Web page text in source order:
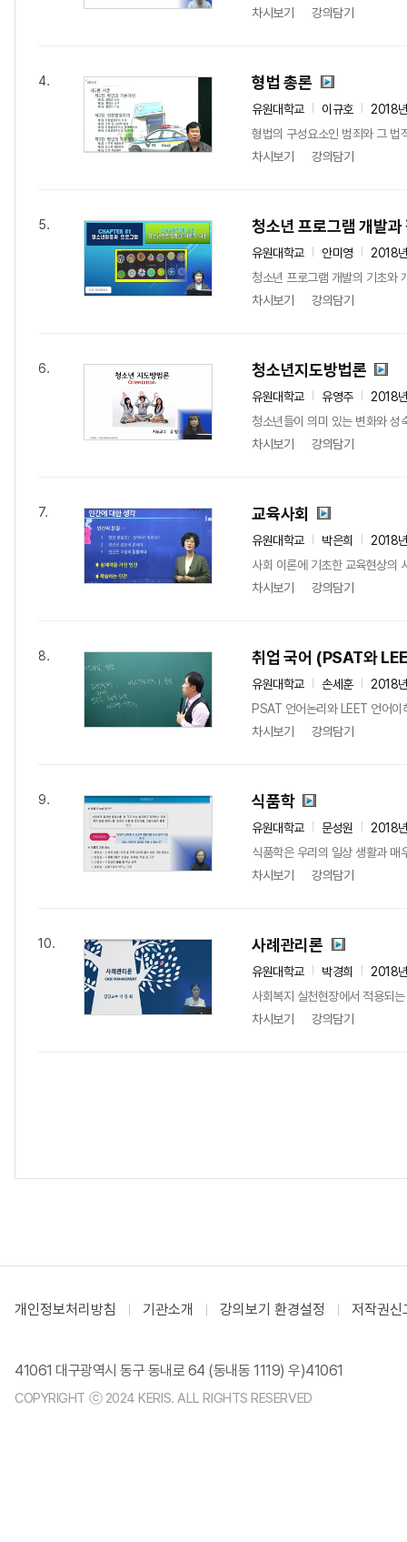
차시보기
강의담기
4. 형법 총론
유원대학교 이규호
2018
형법의 구성요소인 범죄와 그 법
차시보기
강의담기
5. 청소년 프로그램 개발과
유원대학교 안미영
2018
청소년 프로그램 개발의 기초와
차시보기
강의담기
6. 청소년지도방법론
유원대학교 유영주
2018
청소년들이 의미 있는 변화와 성
차시보기
강의담기
7. 교육사회
유원대학교 박은희
2018
사회 이론에 기초한 교육현상의
차시보기
강의담기
8. 취업 국어 (PSAT와
유원대학교 손세훈
2018
PSAT 언어논리와 LEET 언어이
차시보기
강의담기
9. 식품학
유원대학교 문성원
2018
식품학은 우리의 일상 생활과 매
차시보기
강의담기
10. 사례관리론
유원대학교 박경희
2018
사회복지 실천현장에서 적용되
차시보기
강의담기
개인정보처리방침 기관소개 강의보기 환경설정 저작권신
41061 대구광역시 동구 동내로 64 (동내동 1119) 우)41061
COPYRIGHT ⓒ 2024 KERIS. ALL RIGHTS RESERVED